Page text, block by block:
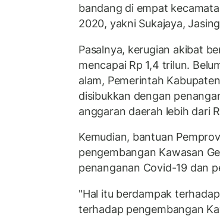
bandang di empat
2020, yakni Sukajaya,
Pasalnya, kerugian akibat
mencapai Rp 1,4 trilun.
alam, Pemerintah
disibukkan dengan
anggaran daerah lebih dari
Kemudian, bantuan
pengembangan Kawasan
penanganan Covid-19 dan
"Hal itu berdampak
terhadap pengembangan